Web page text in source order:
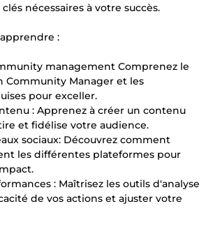
nécessaires à votre succès.
:
management Comprenez le
Community Manager et les
pour exceller.
: Apprenez à créer un contenu
et fidélise votre audience.
sociaux: Découvrez comment
les différentes plateformes pour
: Maîtrisez les outils d'analyse
de vos actions et ajuster votre